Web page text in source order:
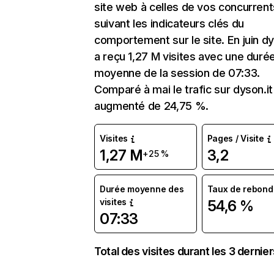
site web à celles de vos
suivant les indicateurs clés du
comportement sur le site. En juin
a reçu 1,27 M visites avec une
moyenne de la session de 07:33.
Comparé à mai le trafic sur
augmenté de 24,75 %.
Visites
1,27 M+25 %
Pages / Visite
3,2
Durée moyenne des
visites
07:33
Taux de rebond
54,6 %
Total des visites durant les 3